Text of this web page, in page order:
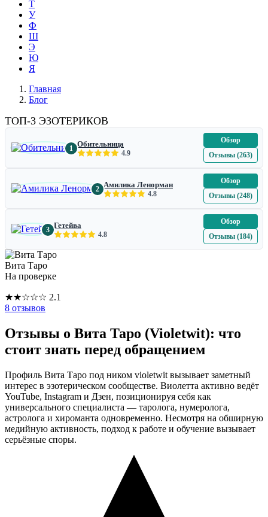
Т
У
Ф
Ш
Э
Ю
Я
Главная
Блог
ТОП-3 ЭЗОТЕРИКОВ
1 Обительница
4.9
Обзор
Отзывы (263)
2 Амилика Ленорман
4.8
Обзор
Отзывы (248)
3 Гетейва
4.8
Обзор
Отзывы (184)
Вита Таро
На проверке
★★☆☆☆ 2.1
8 отзывов
Отзывы о Вита Таро (Violetwit): что
стоит знать перед обращением
Профиль Вита Таро под ником violetwit вызывает заметный
интерес в эзотерическом сообществе. Виолетта активно ведёт
YouTube, Instagram и Дзен, позиционируя себя как
универсального специалиста — таролога, нумеролога,
астролога и хироманта одновременно. Несмотря на обширную
медийную активность, подход к работе и обучение вызывает
серьёзные споры.